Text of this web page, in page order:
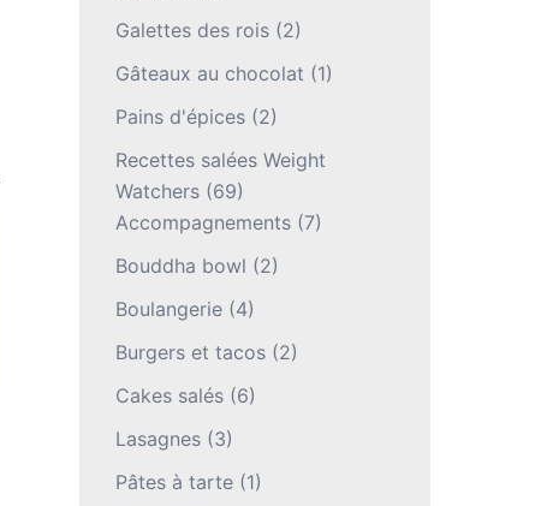
Galettes des rois(2)
Gâteaux au chocolat (1)
Pains d'épices(2)
Recettes salées Weight
Watchers(69)
Accompagnements(7)
Bouddha bowl (2)
Boulangerie(4)
Burgers et tacos(2)
Cakes salés(6)
Lasagnes(3)
Pâtes à tarte(1)